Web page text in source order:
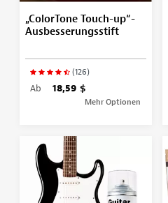
„ColorTone Touch-up“-
Ausbesserungsstift
(126)
Ab 18,59 $
Mehr Optionen